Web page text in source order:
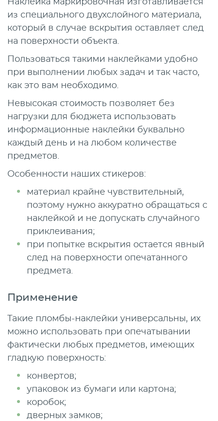
Наклейка маркировочная изготавливается
из специального двухслойного материала,
который в случае вскрытия оставляет след
на поверхности объекта.
Пользоваться такими наклейками удобно
при выполнении любых задач и так часто,
как это вам необходимо.
Невысокая стоимость позволяет без
нагрузки для бюджета использовать
информационные наклейки буквально
каждый день и на любом количестве
предметов.
Особенности наших стикеров:
материал крайне чувствительный,
поэтому нужно аккуратно обращаться с
наклейкой и не допускать случайного
приклеивания;
при попытке вскрытия остается явный
след на поверхности опечатанного
предмета.
Применение
Такие пломбы-наклейки универсальны, их
можно использовать при опечатывании
фактически любых предметов, имеющих
гладкую поверхность:
конвертов;
упаковок из бумаги или картона;
коробок;
дверных замков;